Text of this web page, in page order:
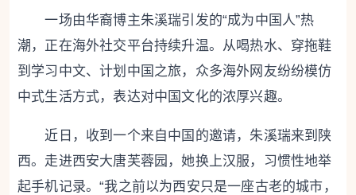
一场由华裔博主朱溪瑞引发的“成为中国人”热
潮，正在海外社交平台持续升温。从喝热水、穿拖鞋
到学习中文、计划中国之旅，众多海外网友纷纷模仿
中式生活方式，表达对中国文化的浓厚兴趣。
近日，收到一个来自中国的邀请，朱溪瑞来到陕
西。走进西安大唐芙蓉园，她换上汉服，习惯性地举
起手机记录。“我之前以为西安只是一座古老的城市，